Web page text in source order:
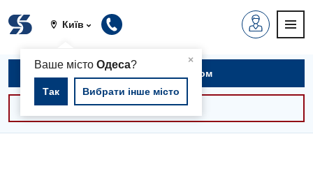
Київ
×
Ваше містоОдеса?
Так Вибрати інше місто
Записатися на прийом
Консультації -30%